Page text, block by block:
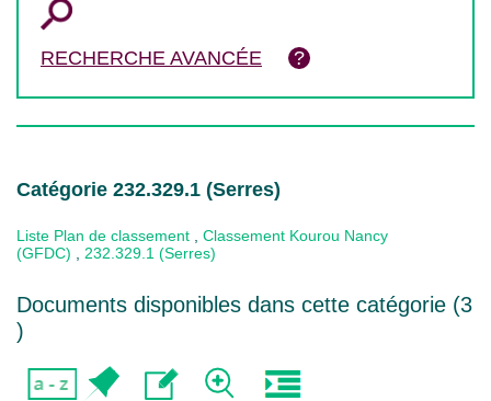
RECHERCHE AVANCÉE
Catégorie 232.329.1 (Serres)
Liste Plan de classement
Classement Kourou Nancy
(GFDC)
232.329.1 (Serres)
Documents disponibles dans cette catégorie (3
)